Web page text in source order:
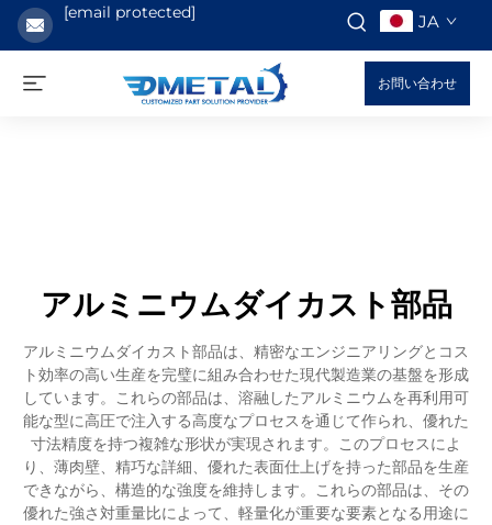
[email protected] JA
お問い合わせ
アルミニウムダイカスト部品
アルミニウムダイカスト部品は、精密なエンジニアリングとコス
ト効率の高い生産を完璧に組み合わせた現代製造業の基盤を形成
しています。これらの部品は、溶融したアルミニウムを再利用可
能な型に高圧で注入する高度なプロセスを通じて作られ、優れた
寸法精度を持つ複雑な形状が実現されます。このプロセスによ
り、薄肉壁、精巧な詳細、優れた表面仕上げを持った部品を生産
できながら、構造的な強度を維持します。これらの部品は、その
優れた強さ対重量比によって、軽量化が重要な要素となる用途に